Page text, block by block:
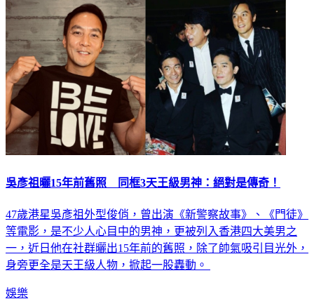
吳彥祖曬15年前舊照 同框3天王級男神：絕對是傳奇！
47歲港星吳彥祖外型俊俏，曾出演《新警察故事》、《門徒》
等電影，是不少人心目中的男神，更被列入香港四大美男之
一，近日他在社群曬出15年前的舊照，除了帥氣吸引目光外，
身旁更全是天王級人物，掀起一股轟動。
娛樂